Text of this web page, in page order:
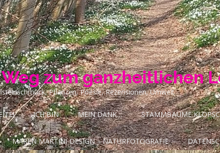
zum ganzheitlichen
Pflanzen, Poesie, Rezensionen, Umwelt
ICH BIN MEIN DANK… STAMMBÄUME
MAREN MARTINI DESIGN – NATURFOTOGRAFIE